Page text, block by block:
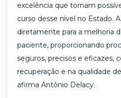
excelência que tornam
curso desse nível no Estado.
diretamente para a melhoria
paciente, proporcionando
seguros, precisos e eficazes,
recuperação e na qualidade
afirma Antônio Delacy.